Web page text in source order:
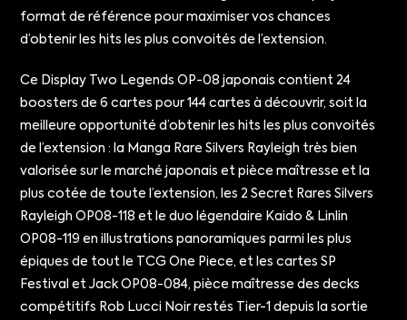
format de référence pour maximiser vos chances
d’obtenir les hits les plus convoités de l’extension.
Ce Display Two Legends OP-08 japonais contient 24
boosters de 6 cartes pour 144 cartes à découvrir, soit la
meilleure opportunité d’obtenir les hits les plus convoités
de l’extension : la Manga Rare Silvers Rayleigh très bien
valorisée sur le marché japonais et pièce maîtresse et la
plus cotée de toute l’extension, les 2 Secret Rares Silvers
Rayleigh OP08-118 et le duo légendaire Kaido & Linlin
OP08-119 en illustrations panoramiques parmi les plus
épiques de tout le TCG One Piece, et les cartes SP
Festival et Jack OP08-084, pièce maîtresse des decks
compétitifs Rob Lucci Noir restés Tier-1 depuis la sortie